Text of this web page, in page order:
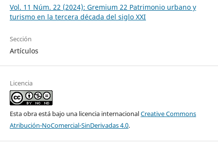
Vol. 11 Núm. 22 (2024): Gremium 22 Patrimonio urbano y
turismo en la tercera década del siglo XXI
Sección
Artículos
Licencia
Esta obra está bajo una licencia internacionalCreative Commons
Atribución-NoComercial-SinDerivadas 4.0.